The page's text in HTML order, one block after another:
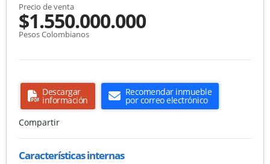
Precio de venta
$1.550.000.000
Pesos Colombianos
Descargar
información
Recomendar inmueble
por correo electrónico
Compartir
Características internas